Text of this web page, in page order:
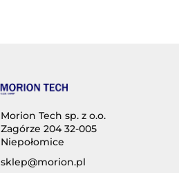
Morion Tech sp. z o.o.
Zagórze 204 32-005
Niepołomice
sklep@morion.pl